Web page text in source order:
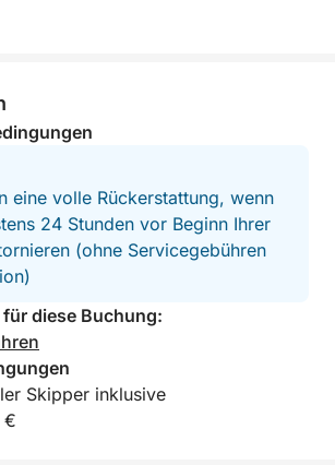
Sie allen nötigen Komfort:
eine volle Rückerstattung, wenn
24 Stunden vor Beginn Ihrer
(ohne Servicegebühren
diese Buchung:
Skipper inklusive
€